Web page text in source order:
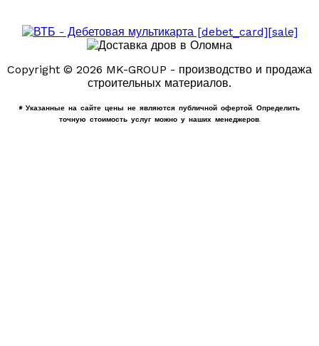
Copyright © 2026 MK-GROUP - производство и продажа
строительных материалов.
* Указанные на сайте цены не являются публичной офертой. Определить
точную стоимость услуг можно у наших менеджеров.